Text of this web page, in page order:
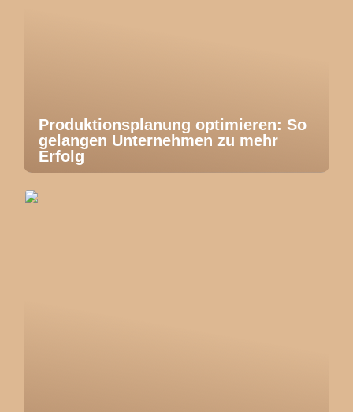
Produktionsplanung optimieren: So
gelangen Unternehmen zu mehr
Erfolg